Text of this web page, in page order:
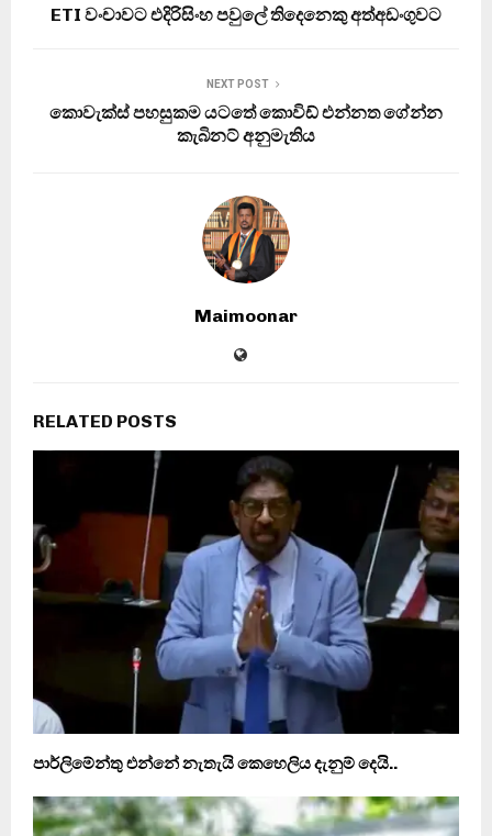
ETI වංචාවට එදිරිසිංහ පවුලේ තිදෙනෙකු අත්අඩංගුවට
NEXT POST
කොවැක්ස් පහසුකම යටතේ කොවිඩ් එන්නත ගේන්න
කැබිනට් අනුමැතිය
Maimoonar
RELATED POSTS
පාර්ලිමේන්තු එන්නේ නැතැයි කෙහෙලිය දැනුම් දෙයි..